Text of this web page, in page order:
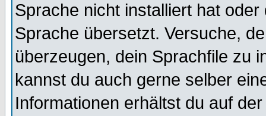
Sprache nicht installiert hat
Sprache übersetzt. Versuche,
überzeugen, dein Sprachfile zu
kannst du auch gerne selber
Informationen erhältst du auf